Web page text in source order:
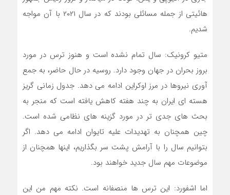
هائیتی از جمله مسائلی بودند که در سال ۲۰۲۱ با آن مواجه
شدیم.
متیو کرونیک: سال تمام نشده است و هنوز ترس در مورد
بروز بحران در جهان وجود دارد. روسیه در حال حاضر، به جمع
آوری نیروها در مرز اوکراین ادامه می دهد. جدول زمانی گریز
هسته ای ایران به چند هفته کاهش یافته است که منجر به
بحث های جدی تر در مورد گزینه های نظامی شده است.
چین همچنان به تهدیدات علیه تایوان ادامه می دهد. اگر
بتوانیم سال را با آرامش پشت سر بگذاریم، اینها همچنان از
موضوعات مهم سال جدید خواهند بود.
اما اشفورد: این ترس ها منصفانه است. نکته مهم من این